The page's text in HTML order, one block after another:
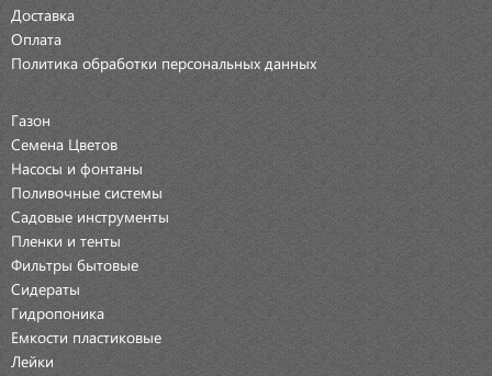
Доставка
Оплата
Политика обработки персональных данных
Газон
Семена Цветов
Насосы и фонтаны
Поливочные системы
Садовые инструменты
Пленки и тенты
Фильтры бытовые
Сидераты
Гидропоника
Емкости пластиковые
Лейки